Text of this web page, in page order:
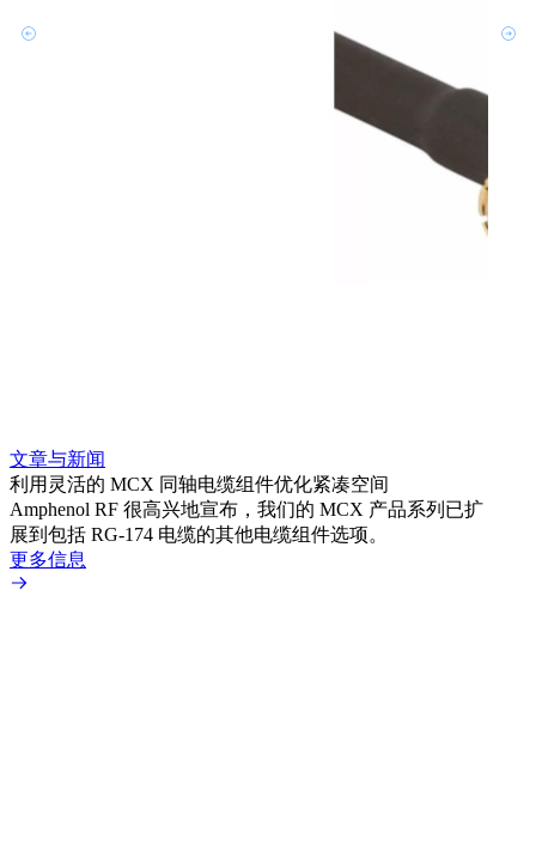
文章与新闻
利用灵活的 MCX 同轴电缆组件优化紧凑空间
Amphenol RF 很高兴地宣布，我们的 MCX 产品系列已扩
展到包括 RG-174 电缆的其他电缆组件选项。
更多信息